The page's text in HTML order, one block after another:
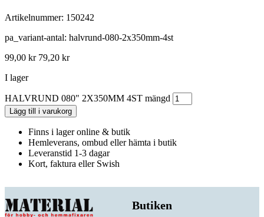
Artikelnummer: 150242
pa_variant-antal: halvrund-080-2x350mm-4st
99,00 kr 79,20 kr
I lager
HALVRUND 080" 2X350MM 4ST mängd
Lägg till i varukorg
Finns i lager online & butik
Hemleverans, ombud eller hämta i butik
Leveranstid 1-3 dagar
Kort, faktura eller Swish
Butiken